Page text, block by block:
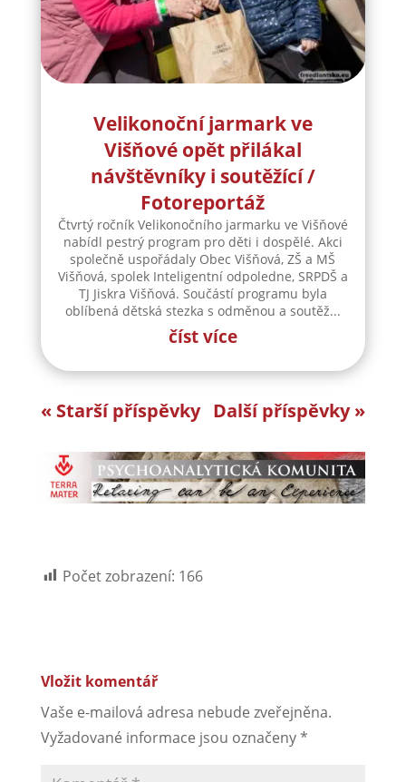
Velikonoční jarmark ve
Višňové opět přilákal
návštěvníky i soutěžící /
Fotoreportáž
Čtvrtý ročník Velikonočního jarmarku ve Višňové
nabídl pestrý program pro děti i dospělé. Akci
společně uspořádaly Obec Višňová, ZŠ a MŠ
Višňová, spolek Inteligentní odpoledne, SRPDŠ a
TJ Jiskra Višňová. Součástí programu byla
oblíbená dětská stezka s odměnou a soutěž...
číst více
« Starší příspěvky Další příspěvky »
Počet zobrazení: 166
Vložit komentář
Vaše e-mailová adresa nebude zveřejněna.
Vyžadované informace jsou označeny*